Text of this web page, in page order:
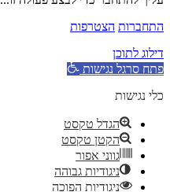
התחברות הצטרפות
דילוג לתוכן
פתח סרגל נגישות
כלי נגישות
הגדל טקסט
הקטן טקסט
גווני אפור
ניגודיות גבוהה
ניגודיות הפוכה